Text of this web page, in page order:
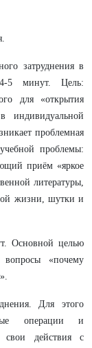
затруднения в
5 минут. Цель:
для «открытия
индивидуальной
проблемная
проблемы:
приём «яркое
литературы,
жизни, шутки и
Основной целью
вопросы «почему
Для этого
операции и
свои действия с